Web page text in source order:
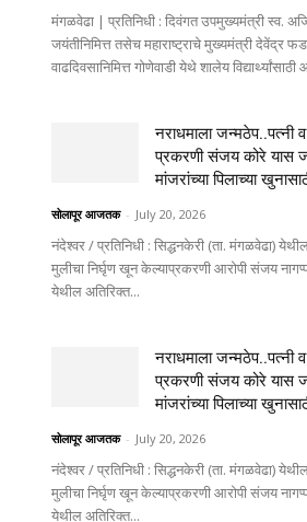
मंगळवेढा | प्रतिनिधी : दिवंगत उपमुख्यमंत्री स्व.
जयंतीनिमित्त तसेच महाराष्ट्राचे मुख्यमंत्री देवेंद्र
वाढदिवसानिमित्त गोणेवाडी येथे शालेय
नराधमाला जन्मठेप..पत्नी
प्रकरणी संजय कोरे यास
मांजरांच्या पिलाच्या
सोलापूर आजतक - July 20, 2026
नंदेश्वर / प्रतिनिधी : सिद्धनकेरी (ता. मंगळवेढा)
मुलीचा निर्घृण खून केल्याप्रकरणी आरोपी संजय
येथील अतिरिक्त...
नराधमाला जन्मठेप..पत्नी
प्रकरणी संजय कोरे यास
मांजरांच्या पिलाच्या
सोलापूर आजतक - July 20, 2026
नंदेश्वर / प्रतिनिधी : सिद्धनकेरी (ता. मंगळवेढा)
मुलीचा निर्घृण खून केल्याप्रकरणी आरोपी संजय
येथील अतिरिक्त...